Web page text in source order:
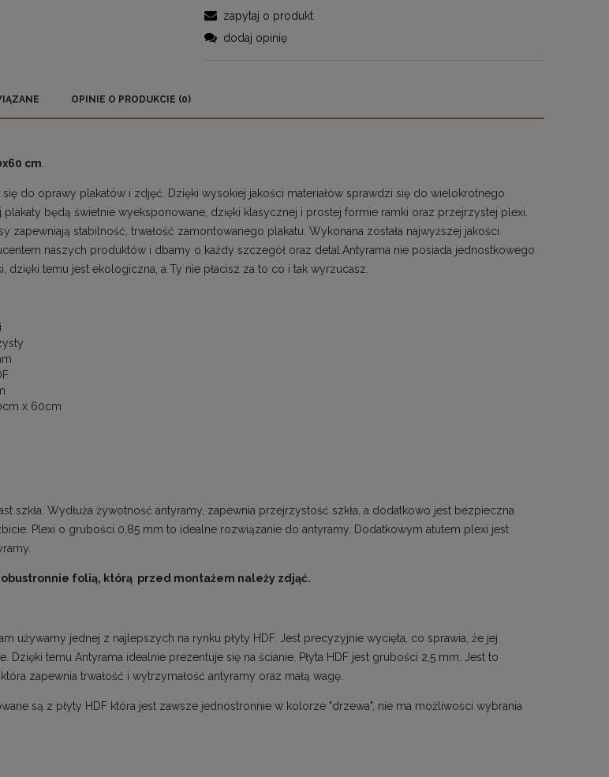
zapytaj o produkt
dodaj opinię
OPINIE O PRODUKCIE (0)
cm
do oprawy plakatów i zdjęć. Dzięki wysokiej jakości materiałów sprawdzi się do wielokrotnego
plakaty będą świetnie wyeksponowane, dzięki klasycznej i prostej formie ramki oraz przejrzystej plexi.
zapewniają stabilność, trwałość zamontowanego plakatu. Wykonana została najwyższej jakości
naszych produktów i dbamy o każdy szczegół oraz detal.Antyrama nie posiada jednostkowego
dzięki temu jest ekologiczna, a Ty nie płacisz za to co i tak wyrzucasz.
x 60cm
szkła. Wydłuża żywotność antyramy, zapewnia przejrzystość szkła, a dodatkowo jest bezpieczna
Plexi o grubości 0,85 mm to idealne rozwiązanie do antyramy. Dodatkowym atutem plexi jest
folią, którą przed montażem należy zdjąć.
używamy jednej z najlepszych na rynku płyty HDF. Jest precyzyjnie wycięta, co sprawia, że jej
Dzięki temu Antyrama idealnie prezentuje się na ścianie. Płyta HDF jest grubości 2,5 mm. Jest to
zapewnia trwałość i wytrzymałość antyramy oraz małą wagę.
są z płyty HDF która jest zawsze jednostronnie w kolorze "drzewa", nie ma możliwości wybrania